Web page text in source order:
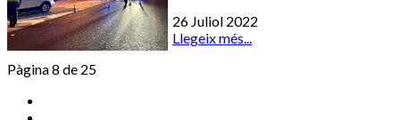
26 Juliol 2022
Llegeix més...
Pàgina 8 de 25